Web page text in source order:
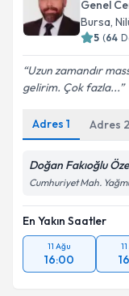
Genel
Bursa,
5 (64
Uzun zamandır
gelirim. Çok fazla...
Adres 1 Adres 2
Doğan Fakıoğlu
Cumhuriyet Mah.
En Yakın Saatler
11 Ağu
16:00